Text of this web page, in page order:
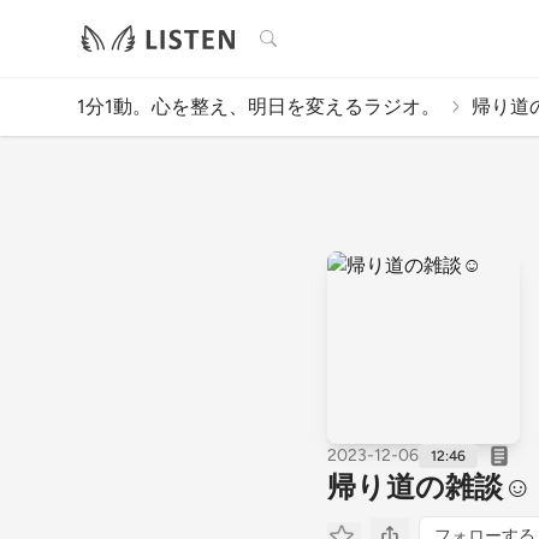
検索
1分1動。心を整え、明日を変えるラジオ。 帰り道
2023-12-06 12:46
帰り道の雑談☺️